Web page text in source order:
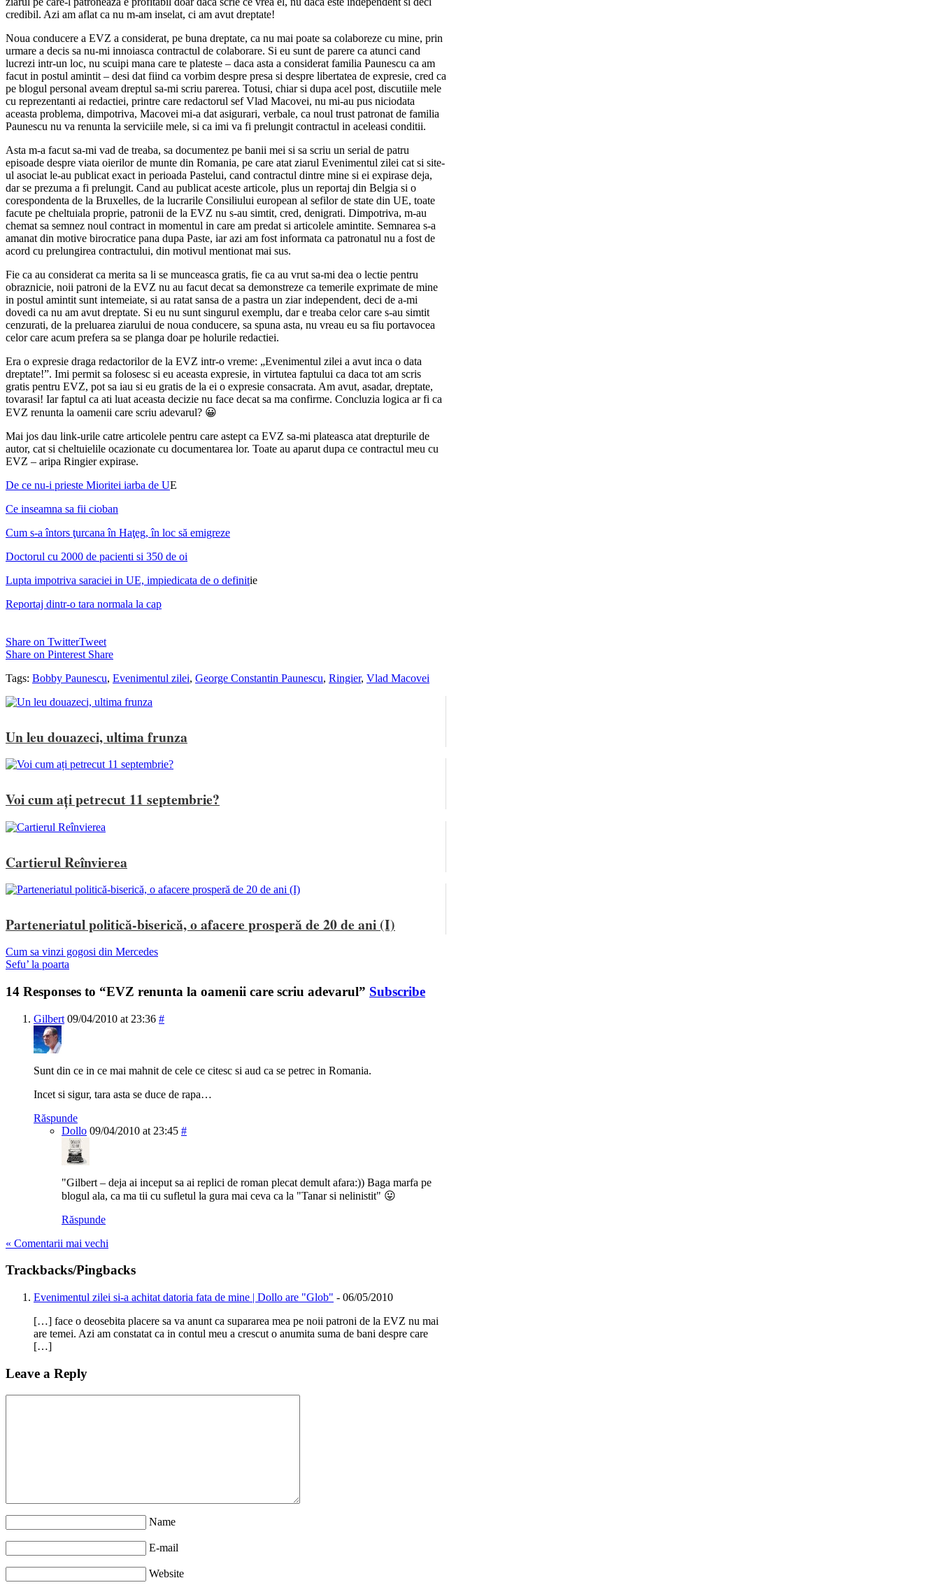
credibil. Azi am aflat ca nu m-am inselat, ci am avut dreptate!
Noua conducere a EVZ a considerat, pe buna dreptate, ca nu mai poate sa colaboreze cu mine, prin
urmare a decis sa nu-mi innoiasca contractul de colaborare. Si eu sunt de parere ca atunci cand
lucrezi intr-un loc, nu scuipi mana care te plateste – daca asta a considerat familia Paunescu ca am
facut in postul amintit – desi dat fiind ca vorbim despre presa si despre libertatea de expresie, cred ca
pe blogul personal aveam dreptul sa-mi scriu parerea. Totusi, chiar si dupa acel post, discutiile mele
cu reprezentanti ai redactiei, printre care redactorul sef Vlad Macovei, nu mi-au pus niciodata
aceasta problema, dimpotriva, Macovei mi-a dat asigurari, verbale, ca noul trust patronat de familia
Paunescu nu va renunta la serviciile mele, si ca imi va fi prelungit contractul in aceleasi conditii.
Asta m-a facut sa-mi vad de treaba, sa documentez pe banii mei si sa scriu un serial de patru
episoade despre viata oierilor de munte din Romania, pe care atat ziarul Evenimentul zilei cat si site-
ul asociat le-au publicat exact in perioada Pastelui, cand contractul dintre mine si ei expirase deja,
dar se prezuma a fi prelungit. Cand au publicat aceste articole, plus un reportaj din Belgia si o
corespondenta de la Bruxelles, de la lucrarile Consiliului european al sefilor de state din UE, toate
facute pe cheltuiala proprie, patronii de la EVZ nu s-au simtit, cred, denigrati. Dimpotriva, m-au
chemat sa semnez noul contract in momentul in care am predat si articolele amintite. Semnarea s-a
amanat din motive birocratice pana dupa Paste, iar azi am fost informata ca patronatul nu a fost de
acord cu prelungirea contractului, din motivul mentionat mai sus.
Fie ca au considerat ca merita sa li se munceasca gratis, fie ca au vrut sa-mi dea o lectie pentru
obraznicie, noii patroni de la EVZ nu au facut decat sa demonstreze ca temerile exprimate de mine
in postul amintit sunt intemeiate, si au ratat sansa de a pastra un ziar independent, deci de a-mi
dovedi ca nu am avut dreptate. Si eu nu sunt singurul exemplu, dar e treaba celor care s-au simtit
cenzurati, de la preluarea ziarului de noua conducere, sa spuna asta, nu vreau eu sa fiu portavocea
celor care acum prefera sa se planga doar pe holurile redactiei.
Era o expresie draga redactorilor de la EVZ intr-o vreme: „Evenimentul zilei a avut inca o data
dreptate!”. Imi permit sa folosesc si eu aceasta expresie, in virtutea faptului ca daca tot am scris
gratis pentru EVZ, pot sa iau si eu gratis de la ei o expresie consacrata. Am avut, asadar, dreptate,
tovarasi! Iar faptul ca ati luat aceasta decizie nu face decat sa ma confirme. Concluzia logica ar fi ca
EVZ renunta la oamenii care scriu adevarul? 😀
Mai jos dau link-urile catre articolele pentru care astept ca EVZ sa-mi plateasca atat drepturile de
autor, cat si cheltuielile ocazionate cu documentarea lor. Toate au aparut dupa ce contractul meu cu
EVZ – aripa Ringier expirase.
De ce nu-i prieste Mioritei iarba de UE
Ce inseamna sa fii cioban
Cum s-a întors ţurcana în Haţeg, în loc să emigreze
Doctorul cu 2000 de pacienti si 350 de oi
Lupta impotriva saraciei in UE, impiedicata de o definitie
Reportaj dintr-o tara normala la cap
Share on TwitterTweet
Share on Pinterest Share
Tags: Bobby Paunescu, Evenimentul zilei, George Constantin Paunescu, Ringier, Vlad Macovei
Un leu douazeci, ultima frunza
Voi cum ați petrecut 11 septembrie?
Cartierul Reînvierea
Parteneriatul politică-biserică, o afacere prosperă de 20 de ani (I)
Cum sa vinzi gogosi din Mercedes
Sefu’ la poarta
14 Responses to “EVZ renunta la oamenii care scriu adevarul” Subscribe
Gilbert 09/04/2010 at 23:36 #
Sunt din ce in ce mai mahnit de cele ce citesc si aud ca se petrec in Romania.
Incet si sigur, tara asta se duce de rapa…
Răspunde
Dollo 09/04/2010 at 23:45 #
"Gilbert – deja ai inceput sa ai replici de roman plecat demult afara:)) Baga marfa pe
blogul ala, ca ma tii cu sufletul la gura mai ceva ca la "Tanar si nelinistit" 😛
Răspunde
« Comentarii mai vechi
Trackbacks/Pingbacks
Evenimentul zilei si-a achitat datoria fata de mine | Dollo are "Glob" - 06/05/2010
[…] face o deosebita placere sa va anunt ca supararea mea pe noii patroni de la EVZ nu mai
are temei. Azi am constatat ca in contul meu a crescut o anumita suma de bani despre care
[…]
Leave a Reply
Name
E-mail
Website